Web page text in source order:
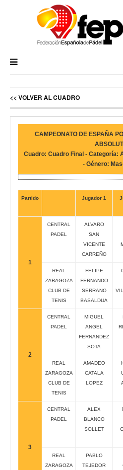
<< VOLVER AL CUADRO
CAMPEONATO DE ESPAÑA
Cuadro: Cuadro Final - Categoría:
- Género:
Partido Jugador 1
1
CENTRAL
PADEL
ALVARO
SAN
VICENTE
CARREÑO
REAL
ZARAGOZA
CLUB DE
TENIS
FELIPE
FERNANDO
SERRANO
BASALDUA
2
CENTRAL
PADEL
MIGUEL
ANGEL
FERNANDEZ
SOTA
REAL
ZARAGOZA
CLUB DE
TENIS
AMADEO
CATALA
LOPEZ
3
CENTRAL
PADEL
ALEX
BLANCO
SOLLET
REAL
ZARAGOZA
PABLO
TEJEDOR